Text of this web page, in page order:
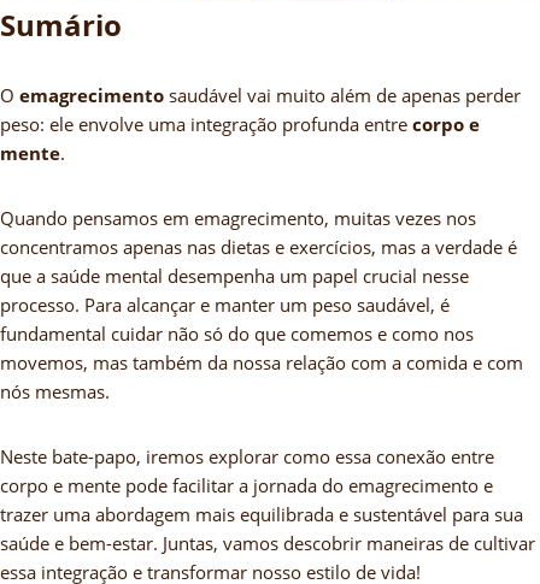
Sumário
O emagrecimento saudável vai muito além de apenas perder
peso: ele envolve uma integração profunda entre corpo e
mente.
Quando pensamos em emagrecimento, muitas vezes nos
concentramos apenas nas dietas e exercícios, mas a verdade é
que a saúde mental desempenha um papel crucial nesse
processo. Para alcançar e manter um peso saudável, é
fundamental cuidar não só do que comemos e como nos
movemos, mas também da nossa relação com a comida e com
nós mesmas.
Neste bate-papo, iremos explorar como essa conexão entre
corpo e mente pode facilitar a jornada do emagrecimento e
trazer uma abordagem mais equilibrada e sustentável para sua
saúde e bem-estar. Juntas, vamos descobrir maneiras de cultivar
essa integração e transformar nosso estilo de vida!